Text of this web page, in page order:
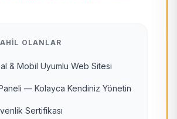
OLANLAR
& Mobil Uyumlu Web Sitesi
— Kolayca Kendiniz Yönetin
Sertifikası